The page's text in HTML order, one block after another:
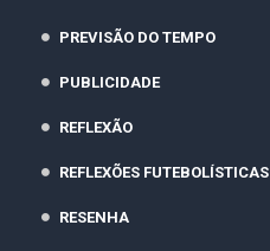
PREVISÃO DO TEMPO
PUBLICIDADE
REFLEXÃO
REFLEXÕES FUTEBOLÍSTICAS
RESENHA